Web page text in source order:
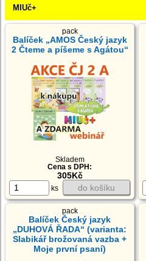
MIUč+
pack
Balíček „AMOS Český jazyk
2 Čteme a píšeme s Agátou“
Skladem
Cena s DPH:
305Kč
ks do košíku
pack
Balíček Český jazyk
„DUHOVÁ ŘADA“ (varianta:
Slabikář brožovaná vazba +
Moje první psaní)